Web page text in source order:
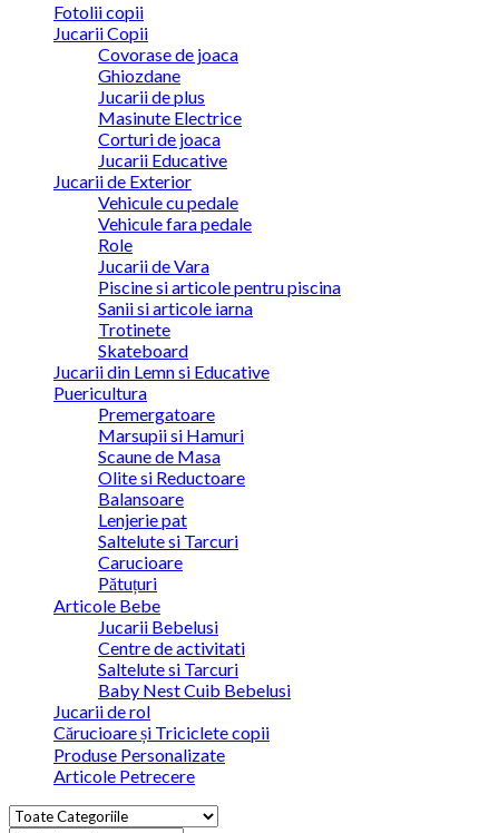
Fotolii copii
Jucarii Copii
Covorase de joaca
Ghiozdane
Jucarii de plus
Masinute Electrice
Corturi de joaca
Jucarii Educative
Jucarii de Exterior
Vehicule cu pedale
Vehicule fara pedale
Role
Jucarii de Vara
Piscine si articole pentru piscina
Sanii si articole iarna
Trotinete
Skateboard
Jucarii din Lemn si Educative
Puericultura
Premergatoare
Marsupii si Hamuri
Scaune de Masa
Olite si Reductoare
Balansoare
Lenjerie pat
Saltelute si Tarcuri
Carucioare
Pătuțuri
Articole Bebe
Jucarii Bebelusi
Centre de activitati
Saltelute si Tarcuri
Baby Nest Cuib Bebelusi
Jucarii de rol
Cărucioare și Triciclete copii
Produse Personalizate
Articole Petrecere